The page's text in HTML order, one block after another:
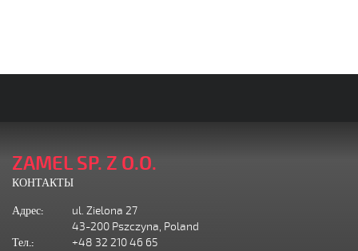
ZAMEL SP. Z O.O.
КОНТАКТЫ
Адрес:
ul. Zielona 27
43-200 Pszczyna, Poland
Тел.:
+48 32 210 46 65